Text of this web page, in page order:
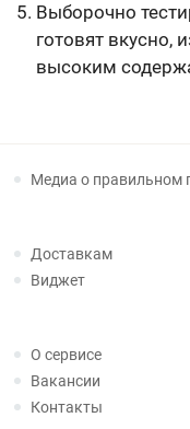
Выборочно
готовят вкусно,
высоким
Медиа о правильном
Доставкам
Виджет
О сервисе
Вакансии
Контакты